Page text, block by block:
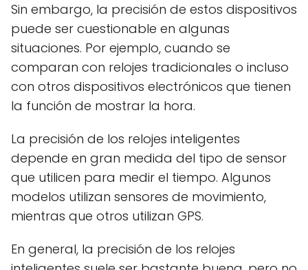
Sin embargo, la precisión de estos dispositivos
puede ser cuestionable en algunas
situaciones. Por ejemplo, cuando se
comparan con relojes tradicionales o incluso
con otros dispositivos electrónicos que tienen
la función de mostrar la hora.
La precisión de los relojes inteligentes
depende en gran medida del tipo de sensor
que utilicen para medir el tiempo. Algunos
modelos utilizan sensores de movimiento,
mientras que otros utilizan GPS.
En general, la precisión de los relojes